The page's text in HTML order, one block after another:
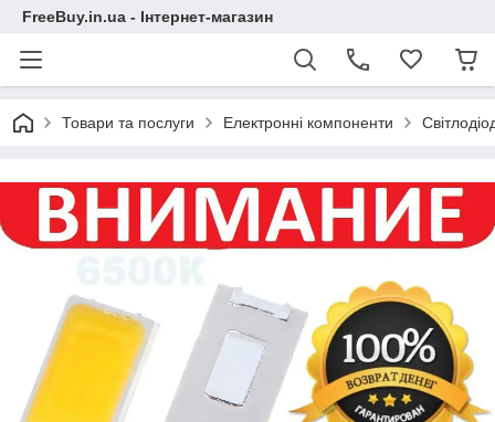
FreeBuy.in.ua - Інтернет-магазин
Товари та послуги Електронні компоненти